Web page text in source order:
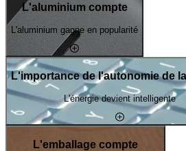
L'aluminium compte
L'aluminium gagne en popularité
L'importance de l'autonomie de
L'énergie devient intelligente
L'emballage compte